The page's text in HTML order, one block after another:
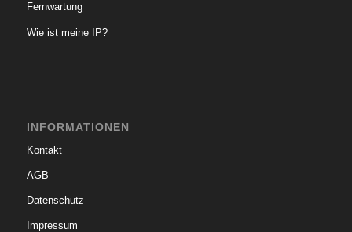
Fernwartung
Wie ist meine IP?
INFORMATIONEN
Kontakt
AGB
Datenschutz
Impressum